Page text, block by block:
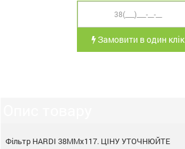
Замовити в один клік
Фільтр HARDI 38ММх117. ЦІНУ УТОЧНЮЙТЕ